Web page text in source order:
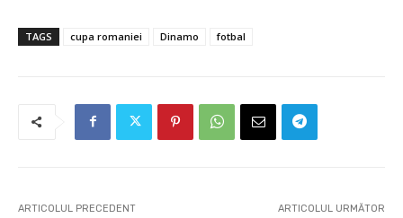
TAGS cupa romaniei Dinamo fotbal
ARTICOLUL PRECEDENT ARTICOLUL URMĂTOR